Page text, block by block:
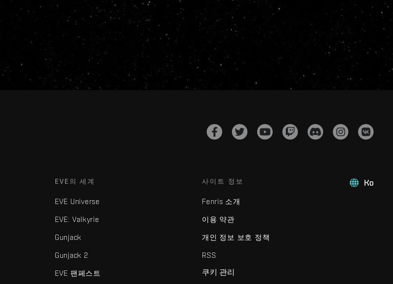
Ko
EVE의 세계
EVE Universe
EVE: Valkyrie
Gunjack
Gunjack 2
EVE 팬페스트
사이트 정보
Fenris 소개
이용 약관
개인 정보 보호 정책
RSS
쿠키 관리